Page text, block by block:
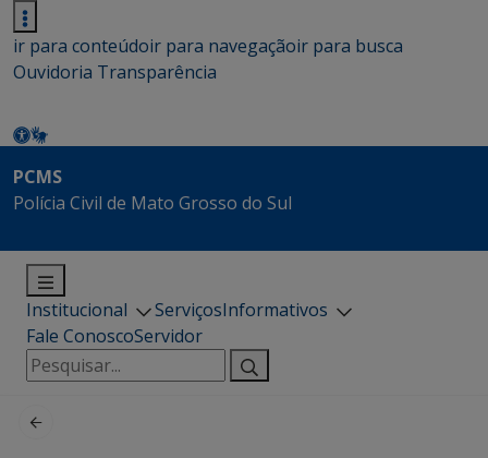
ir para conteúdoir para navegaçãoir para busca
Ouvidoria Transparência
PCMS
Polícia Civil de Mato Grosso do Sul
Institucional ServiçosInformativos
Fale ConoscoServidor
Pesquisar
por: